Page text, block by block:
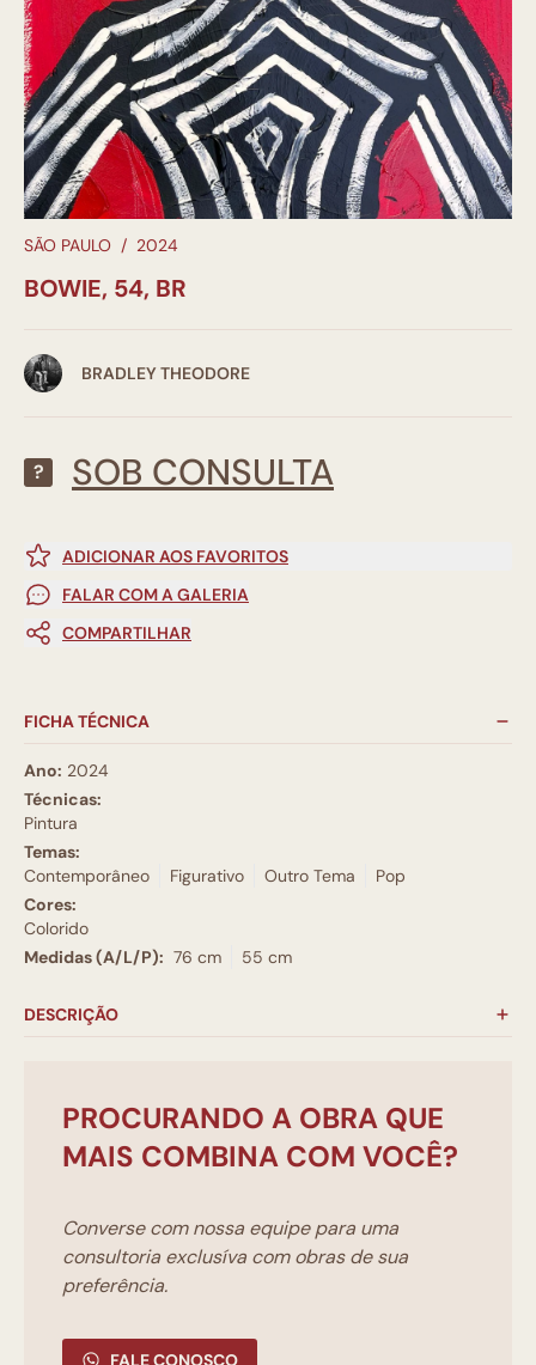
SÃO PAULO / 2024
BOWIE, 54, BR
BRADLEY THEODORE
? SOB CONSULTA
ADICIONAR AOS FAVORITOS
FALAR COM A GALERIA
COMPARTILHAR
FICHA TÉCNICA
Ano: 2024
Técnicas:
Pintura
Temas:
Contemporâneo
Figurativo Outro Tema
Pop
Cores:
Colorido
Medidas (A/L/P): 76 cm 55 cm
DESCRIÇÃO
PROCURANDO A OBRA QUE
MAIS COMBINA COM VOCÊ?
Converse com nossa equipe para uma
consultoria exclusíva com obras de sua
preferência.
FALE CONOSCO